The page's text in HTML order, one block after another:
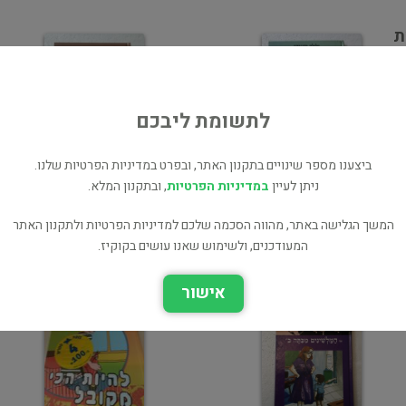
ג'ינג'י - מושיק שחין
ילדים ונוער
ג'ינג'י - אחד אפס לטובת
ילדים ונוער
לתשומת ליבכם
ביצענו מספר שינויים בתקנון האתר, ובפרט במדיניות הפרטיות שלנו.
ניתן לעייןבמדיניות הפרטיות, ובתקנון המלא.
המשך הגלישה באתר, מהווה הסכמה שלכם למדיניות הפרטיות ולתקנון האתר
המעודכנים, ולשימוש שאנו עושים בקוקיז.
אישור